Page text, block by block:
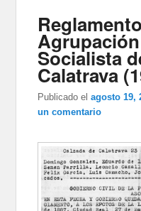
Socialista
Calatrava
Publicado el agosto 19,
un comentario